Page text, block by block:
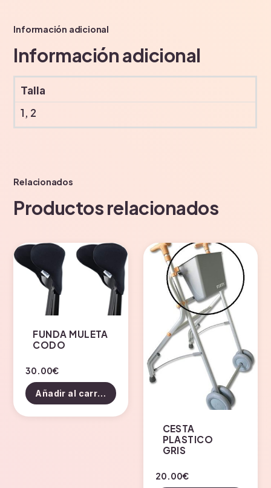
Información adicional
Información adicional
Talla
1, 2
Relacionados
Productos relacionados
FUNDA MULETA
CODO
30.00€
Añadir al carrito
CESTA
PLASTICO
GRIS
20.00€